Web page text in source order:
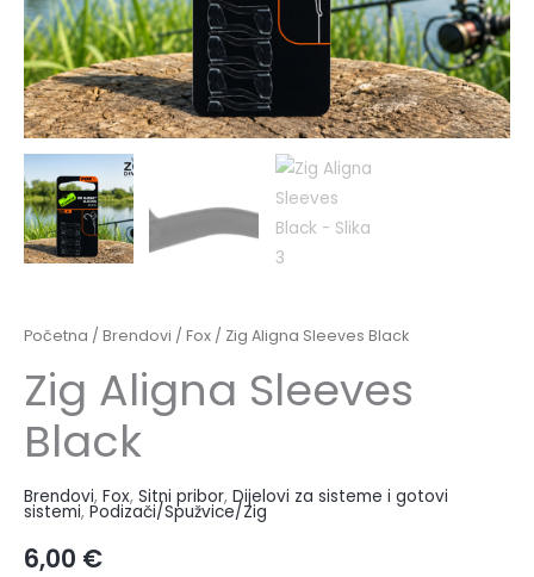
Početna / Brendovi / Fox / Zig Aligna Sleeves Black
Zig Aligna Sleeves
Black
Brendovi, Fox, Sitni pribor, Dijelovi za sisteme i gotovi
sistemi, Podizači/Spužvice/Zig
6,00 €